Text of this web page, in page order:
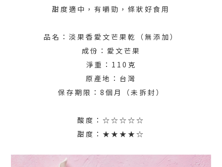
甜度適中，有嚼勁，條狀好食用
品名：淡果香愛文芒果乾（無添加）
成份：愛文芒果
淨重：110克
原產地：台灣
保存期限：8個月（未拆封）
酸度：☆☆☆☆☆
甜度：★★★★☆